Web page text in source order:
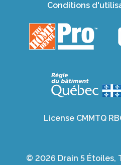
Conditions
License CMMTQ
© 2026 Drain 5 Étoiles,